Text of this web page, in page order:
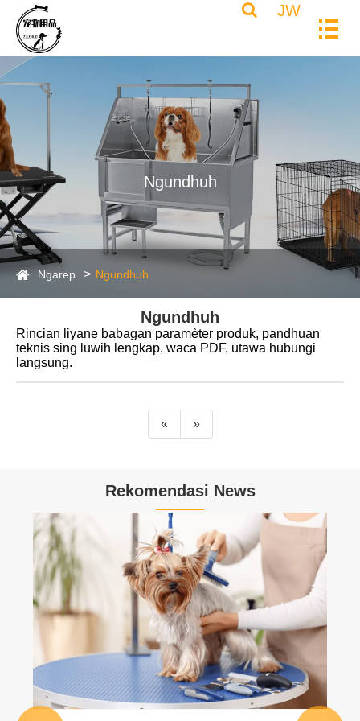
JW
Ngundhuh
Ngarep Ngundhuh
Ngundhuh
Rincian liyane babagan paramèter produk, pandhuan
teknis sing luwih lengkap, waca PDF, utawa hubungi
langsung.
« »
Rekomendasi News